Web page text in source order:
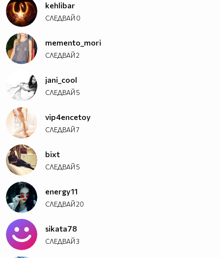
kehlibar
СЛЕДВАЙ 0
memento_mori
СЛЕДВАЙ2
jani_cool
СЛЕДВАЙ5
vip4encetoy
СЛЕДВАЙ7
bixt
СЛЕДВАЙ5
energy11
СЛЕДВАЙ20
sikata78
СЛЕДВАЙ3